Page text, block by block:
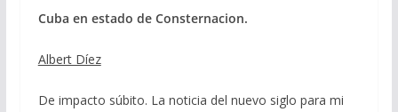
Cuba en estado de Consternacion.
Albert Díez
De impacto súbito. La noticia del nuevo siglo para mi